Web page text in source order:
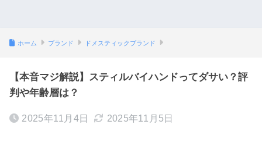
ホーム ブランド ドメスティックブランド
【本音マジ解説】スティルバイハンドってダサい？評
判や年齢層は？
2025年11月4日 2025年11月5日